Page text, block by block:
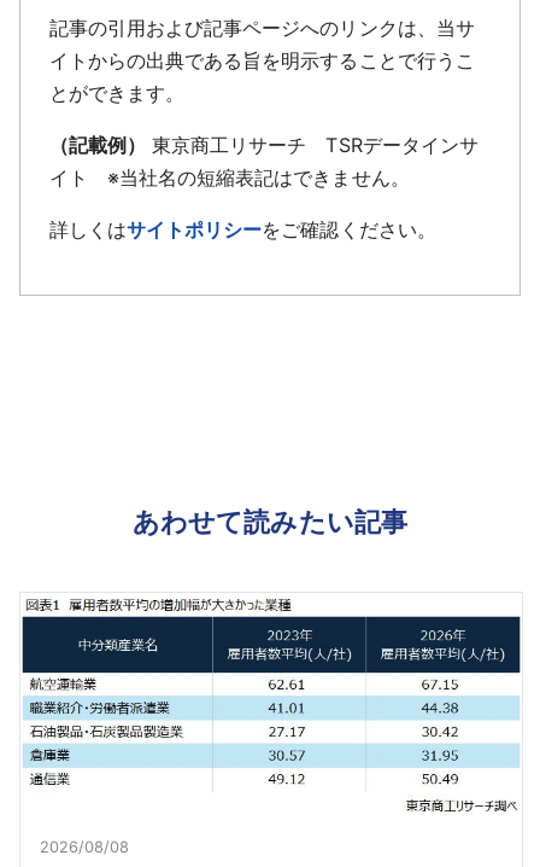
記事の引用および記事ページへのリンクは、当サ
イトからの出典である旨を明示することで行うこ
とができます。
（記載例）
東京商工リサーチ TSRデータインサ
イト ※当社名の短縮表記はできません。
詳しくはサイトポリシーをご確認ください。
あわせて読みたい記事
2026/08/08